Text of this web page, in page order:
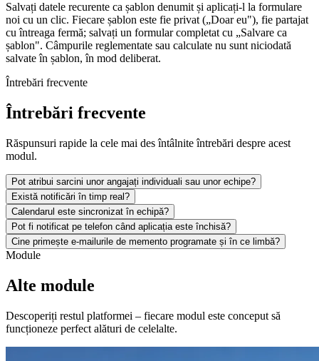
Salvați datele recurente ca șablon denumit și aplicați-l la formulare
noi cu un clic. Fiecare șablon este fie privat („Doar eu"), fie partajat
cu întreaga fermă; salvați un formular completat cu „Salvare ca
șablon". Câmpurile reglementate sau calculate nu sunt niciodată
salvate în șablon, în mod deliberat.
Întrebări frecvente
Întrebări frecvente
Răspunsuri rapide la cele mai des întâlnite întrebări despre acest
modul.
Pot atribui sarcini unor angajați individuali sau unor echipe?
Există notificări în timp real?
Calendarul este sincronizat în echipă?
Pot fi notificat pe telefon când aplicația este închisă?
Cine primește e-mailurile de memento programate și în ce limbă?
Module
Alte module
Descoperiți restul platformei – fiecare modul este conceput să
funcționeze perfect alături de celelalte.